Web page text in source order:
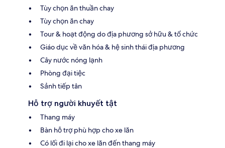
Tùy chọn ăn thuần chay
Tùy chọn ăn chay
Tour & hoạt động do địa phương sở hữu & tổ chức
Giáo dục về văn hóa & hệ sinh thái địa phương
Cây nước nóng lạnh
Phòng đại tiệc
Sảnh tiếp tân
Hỗ trợ người khuyết tật
Thang máy
Bàn hỗ trợ phù hợp cho xe lăn
Có lối đi lại cho xe lăn đến thang máy